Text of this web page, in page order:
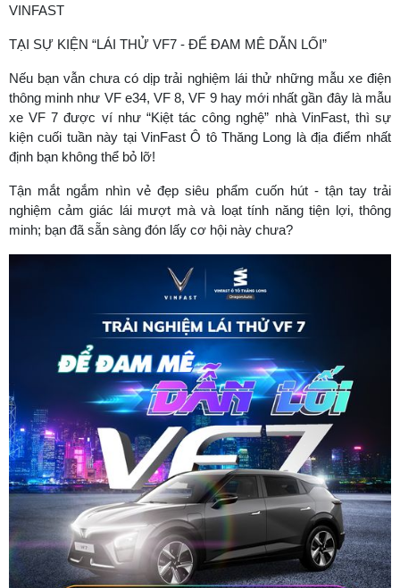
VINFAST
TẠI SỰ KIỆN “LÁI THỬ VF7 - ĐỂ ĐAM MÊ DẪN LỐI”
Nếu bạn vẫn chưa có dịp trải nghiệm lái thử những mẫu xe điện
thông minh như VF e34, VF 8, VF 9 hay mới nhất gần đây là mẫu
xe VF 7 được ví như “Kiệt tác công nghệ” nhà VinFast, thì sự
kiện cuối tuần này tại VinFast Ô tô Thăng Long là địa điểm nhất
định bạn không thể bỏ lỡ!
Tận mắt ngắm nhìn vẻ đẹp siêu phẩm cuốn hút - tận tay trải
nghiệm cảm giác lái mượt mà và loạt tính năng tiện lợi, thông
minh; bạn đã sẵn sàng đón lấy cơ hội này chưa?